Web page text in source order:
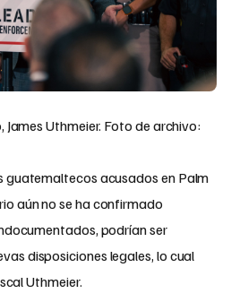
Uthmeier. Foto de archivo:
guatemaltecos acusados en Palm
aún no se ha confirmado
podrían ser
disposiciones legales, lo cual
Uthmeier.